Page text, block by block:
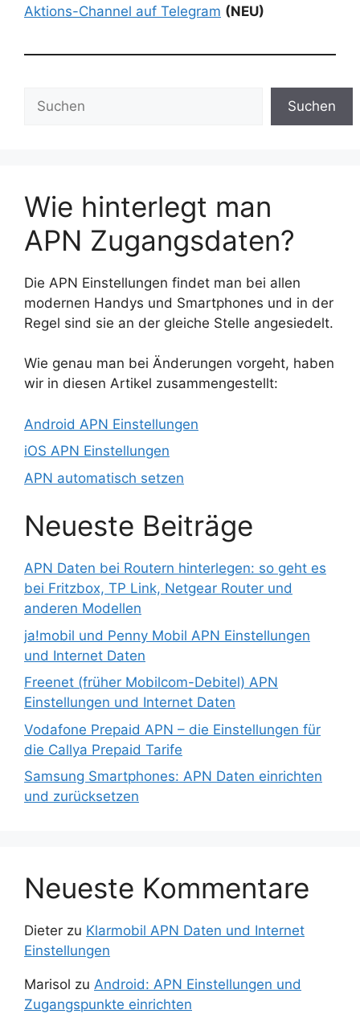
Aktions-Channel auf Telegram (NEU)
Suchen
Wie hinterlegt man
APN Zugangsdaten?
Die APN Einstellungen findet man bei allen
modernen Handys und Smartphones und in der
Regel sind sie an der gleiche Stelle angesiedelt.
Wie genau man bei Änderungen vorgeht, haben
wir in diesen Artikel zusammengestellt:
Android APN Einstellungen
iOS APN Einstellungen
APN automatisch setzen
Neueste Beiträge
APN Daten bei Routern hinterlegen: so geht es
bei Fritzbox, TP Link, Netgear Router und
anderen Modellen
ja!mobil und Penny Mobil APN Einstellungen
und Internet Daten
Freenet (früher Mobilcom-Debitel) APN
Einstellungen und Internet Daten
Vodafone Prepaid APN – die Einstellungen für
die Callya Prepaid Tarife
Samsung Smartphones: APN Daten einrichten
und zurücksetzen
Neueste Kommentare
Dieter zu Klarmobil APN Daten und Internet
Einstellungen
Marisol zu Android: APN Einstellungen und
Zugangspunkte einrichten